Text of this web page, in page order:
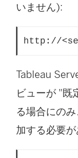
いません):
http://
Tableau
ビューが "既
る場合にのみ
加する必要